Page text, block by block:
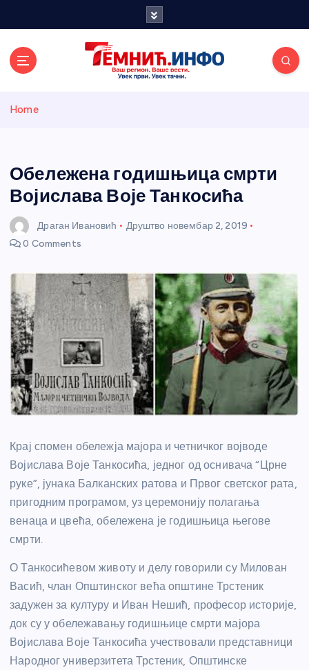
и портал
Home
Обележена годишњица смрти
Војислава Воје Танкосића
Драган Ивановић Друштво новембар 2, 2019
0 Comments
Крај спомен обележја мајора и четничког војводе
Војислава Воје Танкосића, једног од оснивача “Црне
руке”, јунака Балканских ратова и Првог светског рата,
пригодним програмом, уз церемонију полагања
венаца и цвећа, обележена је годишњица његове
смрти.
О Танкосићевом животу и делу говорили су Милован
Васић, члан Општинског већа општине Трстеник
задужен за културу и Иван Нешић, професор историје,
док су у обележавању годишњице смрти мајора
Војислава Воје Танкосића учествовали представници
Народног универзитета Трстеник, Општинске